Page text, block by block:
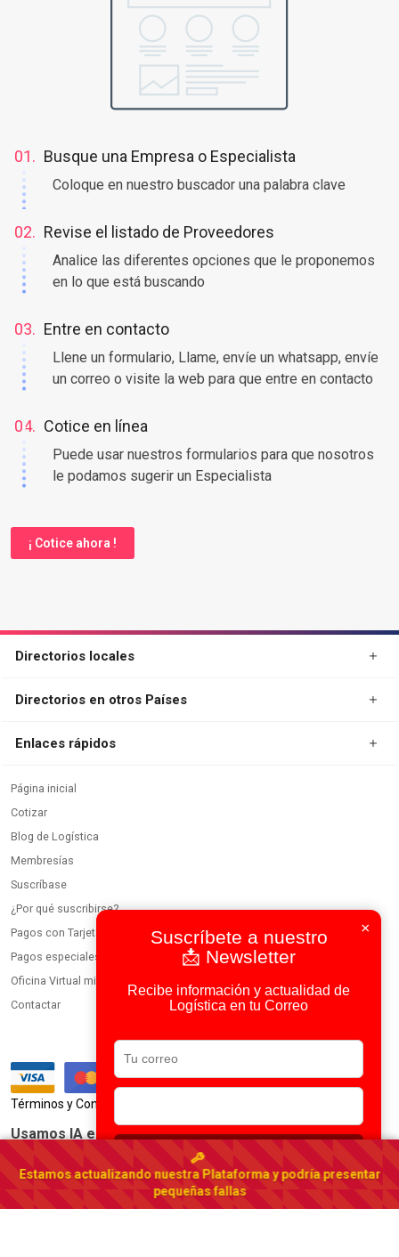
01. Busque una Empresa o Especialista
Coloque en nuestro buscador una palabra clave
02. Revise el listado de Proveedores
Analice las diferentes opciones que le proponemos
en lo que está buscando
03. Entre en contacto
Llene un formulario, Llame, envíe un whatsapp, envíe
un correo o visite la web para que entre en contacto
04. Cotice en línea
Puede usar nuestros formularios para que nosotros
le podamos sugerir un Especialista
¡ Cotice ahora !
×
Suscríbete a nuestro
📩 Newsletter
Recibe información y actualidad de
Logística en tu Correo
Suscribirse
Directorios locales
Directorios en otros Países
Enlaces rápidos
Página inicial
Cotizar
Blog de Logística
Membresías
Suscríbase
¿Por qué suscribirse?
Pagos con Tarjeta
Pagos especiales
Oficina Virtual miembros
Contactar
Términos y Condiciones
Usamos IA en todos nuestros procesos
Portal Logístico de El Salvador
El Salvador
© 2023-2026 DirectorioDeCarga.com
Estamos actualizando nuestra Plataforma y podría presentar
pequeñas fallas